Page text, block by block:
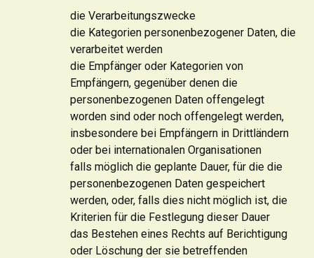
die Verarbeitungszwecke
die Kategorien personenbezogener Daten, die
verarbeitet werden
die Empfänger oder Kategorien von
Empfängern, gegenüber denen die
personenbezogenen Daten offengelegt
worden sind oder noch offengelegt werden,
insbesondere bei Empfängern in Drittländern
oder bei internationalen Organisationen
falls möglich die geplante Dauer, für die die
personenbezogenen Daten gespeichert
werden, oder, falls dies nicht möglich ist, die
Kriterien für die Festlegung dieser Dauer
das Bestehen eines Rechts auf Berichtigung
oder Löschung der sie betreffenden